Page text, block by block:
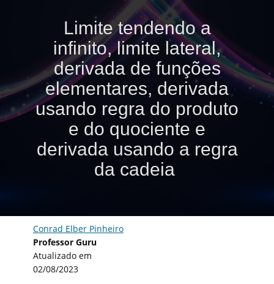
Limite tendendo a
infinito, limite lateral,
derivada de funções
elementares, derivada
usando regra do produto
e do quociente e
derivada usando a regra
da cadeia
Conrad Elber Pinheiro
Professor Guru
Atualizado em
02/08/2023